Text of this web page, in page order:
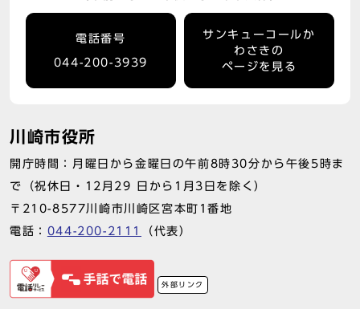
電話番号
044-200-3939
サンキューコールか
わさきの
ページを見る
川崎市役所
開庁時間：月曜日から金曜日の午前8時30分から午後5時ま
で（祝休日・12月29 日から1月3日を除く）
〒210-8577川崎市川崎区宮本町1番地
電話： 044-200-2111 （代表）
外部リンク